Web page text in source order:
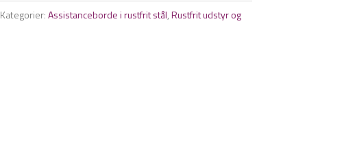
Kategorier:Assistanceborde i rustfrit stål,Rustfrit udstyr og